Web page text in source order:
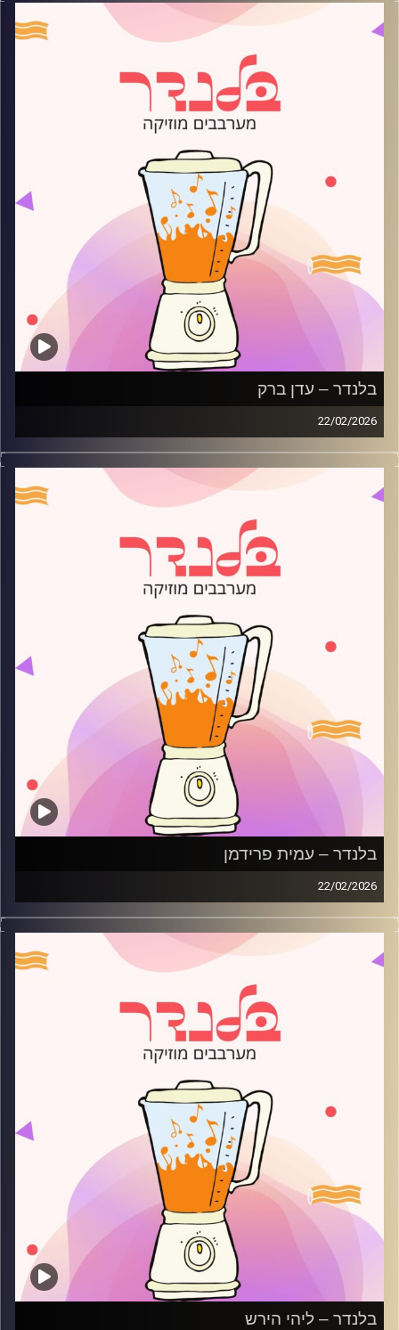
קרדיט תמונות: AudioVersity
בלנדר – עדן ברק
22/02/2026
מוזיקה רגועה לפתוח איתה את הבוקר בהגשת עדן ברק
קרדיט תמונות:
AudioVersity
בלנדר – עמית פרידמן
22/02/2026
מוזיקה רגועה לפתוח איתה את הבוקר בהגשת עמית פרידמן
קרדיט תמונות:
AudioVersity
בלנדר – ליהי הירש